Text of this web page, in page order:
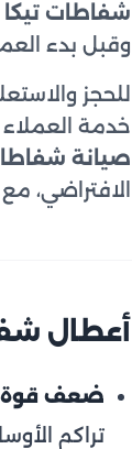
شفاطات تيكا
وقبل بدء
للحجز
خدمة العملاء بتحديد موعد
صيانة
الافتراضي،
أعطال
ضعف قوة
تراكم